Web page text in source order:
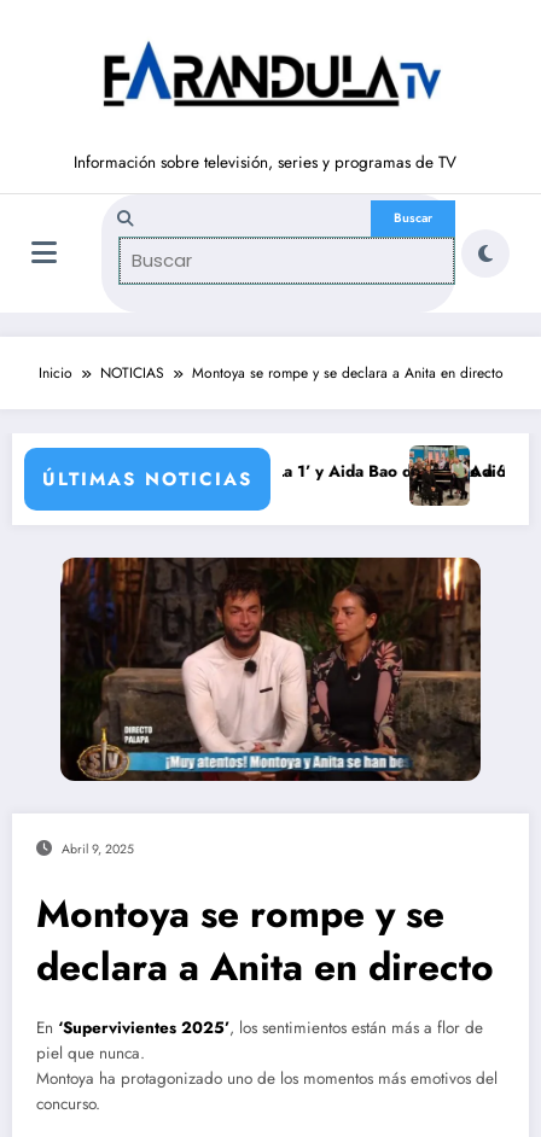
Información sobre televisión, series y programas de TV
Inicio NOTICIAS Montoya se rompe y se declara a Anita en directo
ÚLTIMAS NOTICIAS
vuelve a ‘La Hora de La 1’ y Aida Bao da el salto a ‘Mañaneros 360’
Adiós a ‘Cine de
Abril 9, 2025
Montoya se rompe y se
declara a Anita en directo
En ‘Supervivientes 2025’, los sentimientos están más a flor de
piel que nunca.
Montoya ha protagonizado uno de los momentos más emotivos del
concurso.